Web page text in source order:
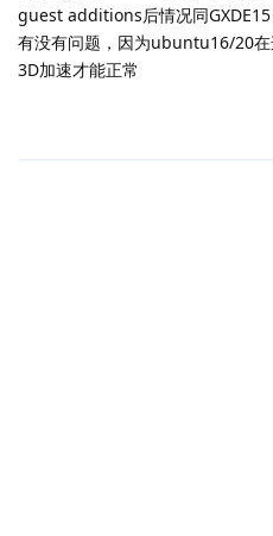
guest additions后情况同
有没有问题，因为ubuntu16/20
3D加速才能正常